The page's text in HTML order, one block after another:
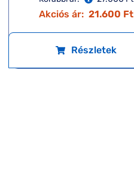
Akciós ár: 21.600 Ft
Részletek